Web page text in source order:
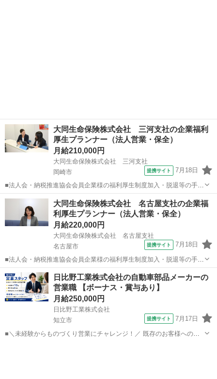
大同生命保険株式会社 三河支社の企業福利
厚生プランナー（法人営業・保全）
月給210,000円
大同生命保険株式会社 三河支社
岡崎市
提携サイト 7月18日
■法人会・納税推進協会会員企業様の福利厚生制度加入・脱退等の手続
きなどをお任せします。 家庭訪問ではなく、会員である法人企業様へ
と出向き、当社のお薦めするプランのご案内などがメイン。個人宅訪
問や知人・友人への保険勧誘は一切あ...
愛知 岡崎市 代理店営業
大同生命保険株式会社 名古屋支社の企業福
利厚生プランナー（法人営業・保全）
月給220,000円
大同生命保険株式会社 名古屋支社
名古屋市
提携サイト 7月18日
■法人会・納税推進協会会員企業様の福利厚生制度加入・脱退等の手続
きなどをお任せします。 家庭訪問ではなく、会員である法人企業様へ
と出向き、当社のお薦めするプランのご案内などがメイン。個人宅訪
問や知人・友人への保険勧誘は一切あ...
愛知 名古屋市 代理店営業
日比野工業株式会社の自動車部品メーカーの
営業職 【ボーナス・賞与あり】
月給250,000円
日比野工業株式会社
知立市
提携サイト 7月17日
■＼未経験からものづくり営業にチャレンジ！／ 既存のお客様への提